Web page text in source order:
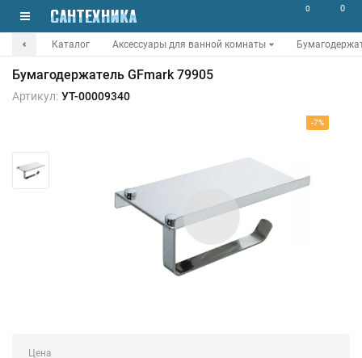
0 0
Каталог Аксессуары для ванной комнаты
Бумагодержатель GFmark 79905
Артикул: УТ-00009340
-7%
Цена